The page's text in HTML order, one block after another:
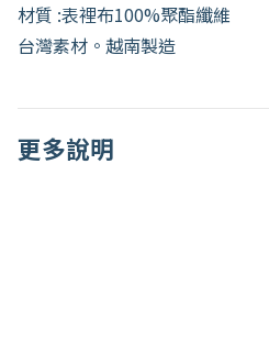
材質 :表裡布100%聚酯纖維
台灣素材。越南製造
更多說明